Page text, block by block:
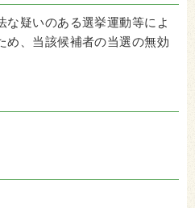
な疑いのある選挙運動等によ
め、当該候補者の当選の無効